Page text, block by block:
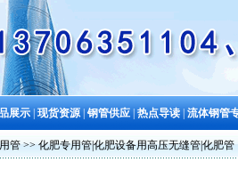
展示|现货资源|钢管供应|热点导读|流体钢管
管>> 化肥专用管|化肥设备用高压无缝管|化肥管